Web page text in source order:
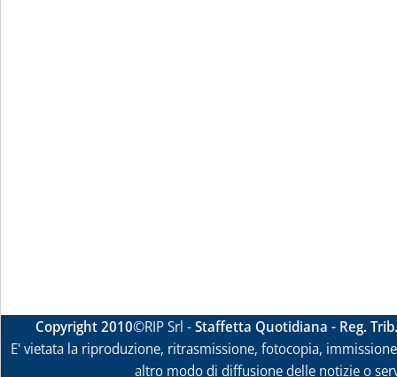
Copyright 2010©RIP Srl -Staffetta Quotidiana - Reg.
E' vietata la riproduzione, ritrasmissione, fotocopia,
altro modo di diffusione delle notizie o